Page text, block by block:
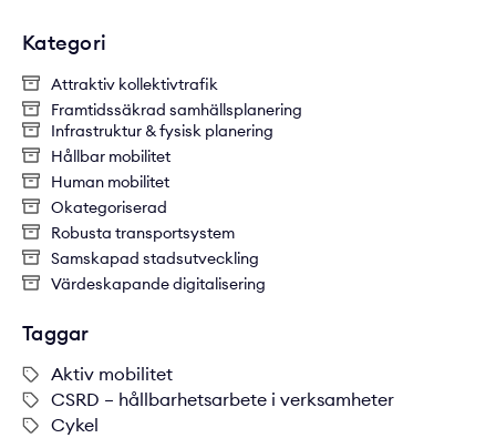
Kategori
Attraktiv kollektivtrafik
Framtidssäkrad samhällsplanering
Infrastruktur & fysisk planering
Hållbar mobilitet
Human mobilitet
Okategoriserad
Robusta transportsystem
Samskapad stadsutveckling
Värdeskapande digitalisering
Taggar
Aktiv mobilitet
CSRD – hållbarhetsarbete i verksamheter
Cykel